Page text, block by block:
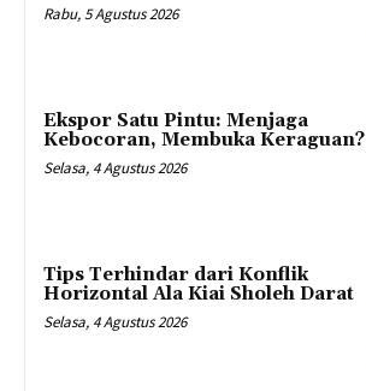
Rabu, 5 Agustus 2026
Ekspor Satu Pintu: Menjaga
Kebocoran, Membuka Keraguan?
Selasa, 4 Agustus 2026
Tips Terhindar dari Konflik
Horizontal Ala Kiai Sholeh Darat
Selasa, 4 Agustus 2026